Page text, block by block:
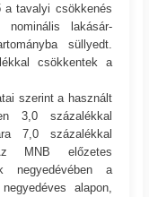
a tavalyi csökkenés
lakásár-
süllyedt.
csökkentek a
szerint a használt
3,0 százalékkal
7,0 százalékkal
MNB előzetes
negyedévében a
alapon,